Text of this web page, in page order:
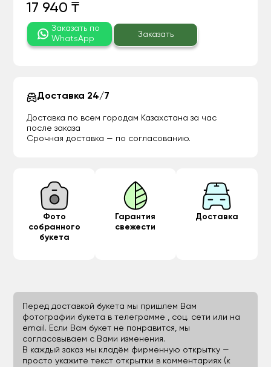
17 940 ₸
Заказать по
WhatsApp
Заказать
Доставка 24/7
Доставка по всем городам Казахстана за час
после заказа
Срочная доставка — по согласованию.
Фото
собранного
букета
Гарантия
свежести
Доставка
Перед доставкой букета мы пришлем Вам
фотографии букета в телеграмме , соц. сети или на
email. Если Вам букет не понравится, мы
согласовываем с Вами изменения.
В каждый заказ мы кладём фирменную открытку —
просто укажите текст открытки в комментариях (к